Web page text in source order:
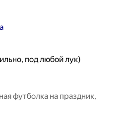
под любой лук)
футболка на праздник,